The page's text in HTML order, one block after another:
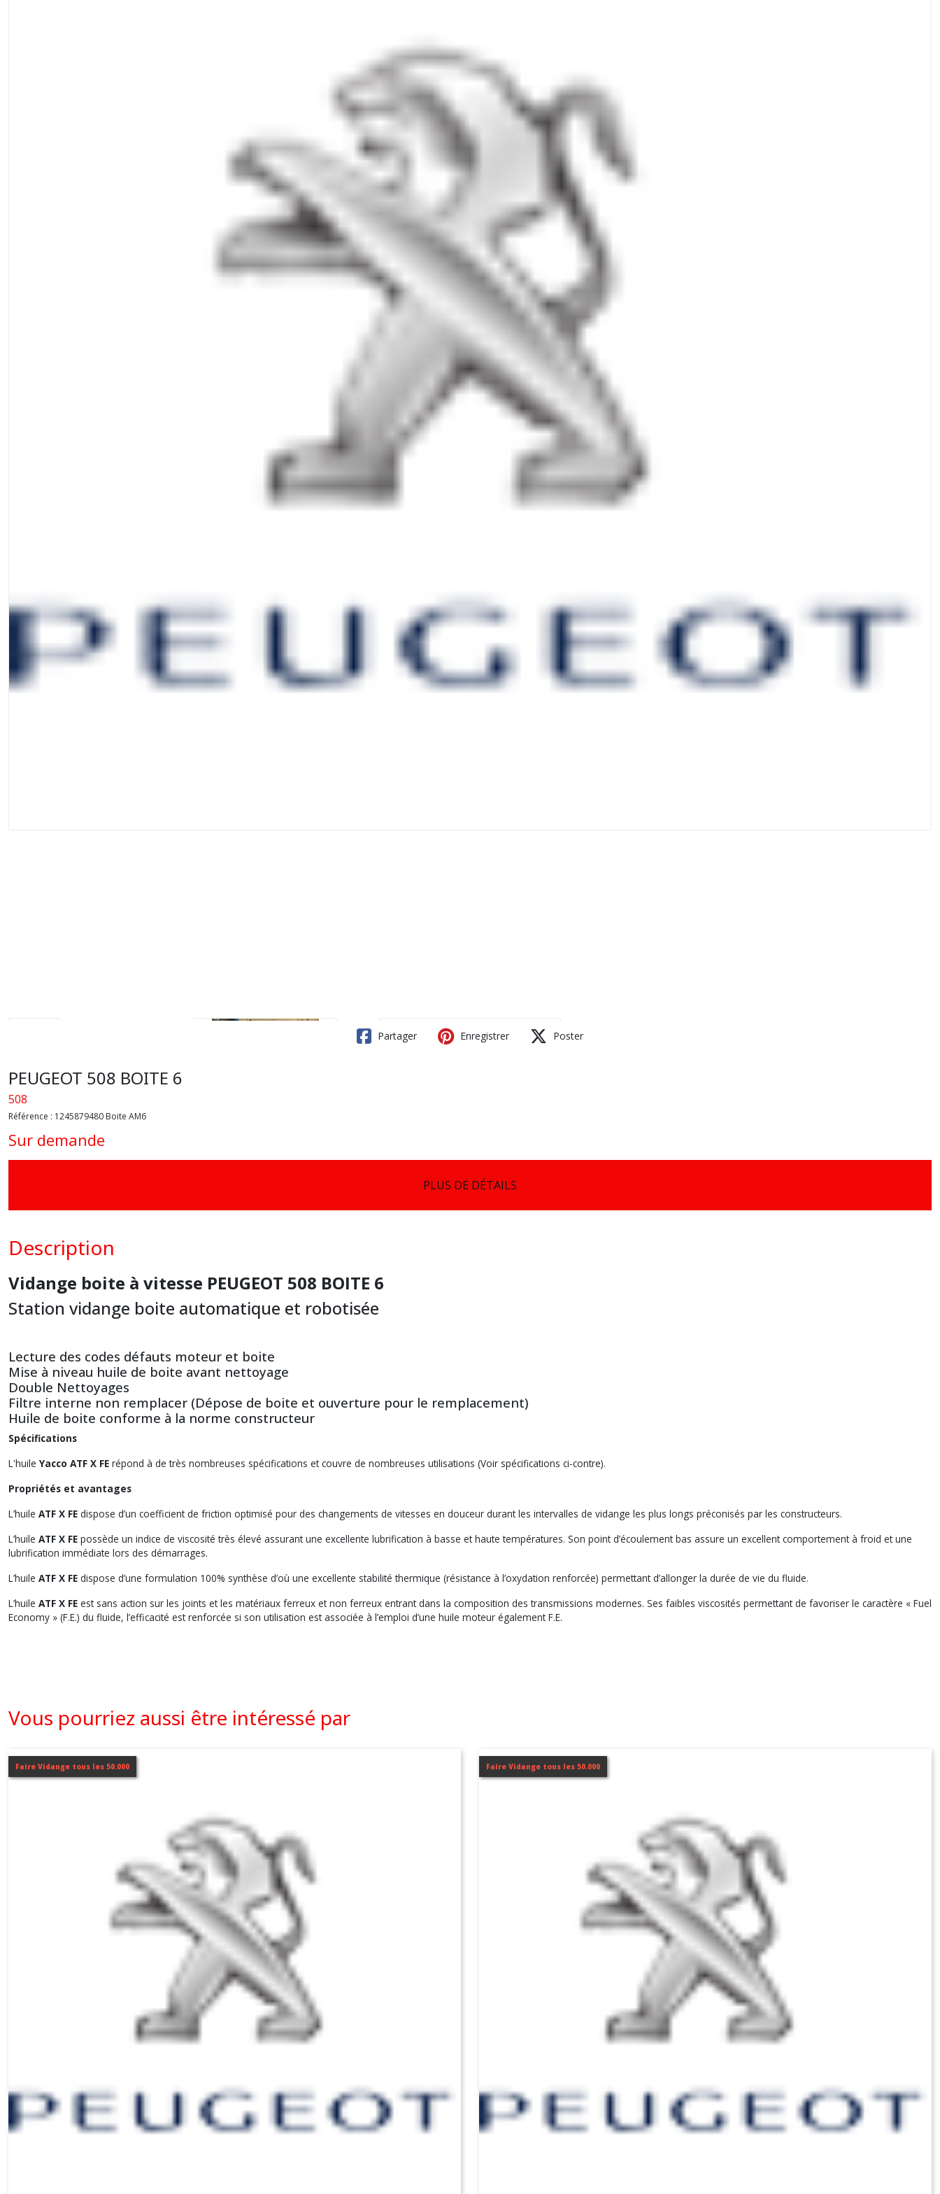
Partager Enregistrer Poster
PEUGEOT 508 BOITE 6
508
Référence : 1245879480 Boite AM6
Sur demande
PLUS DE DÉTAILS
Description
Vidange boite à vitesse PEUGEOT 508 BOITE 6
Station vidange boite automatique et robotisée
Lecture des codes défauts moteur et boite
Mise à niveau huile de boite avant nettoyage
Double Nettoyages
Filtre interne non remplacer (Dépose de boite et ouverture pour le remplacement)
Huile de boite conforme à la norme constructeur
Spécifications
L'huile Yacco ATF X FE répond à de très nombreuses spécifications et couvre de nombreuses utilisations (Voir spécifications ci-contre).
Propriétés et avantages
L’huile ATF X FE dispose d’un coefficient de friction optimisé pour des changements de vitesses en douceur durant les intervalles de vidange les plus longs préconisés par les constructeurs.
L’huile ATF X FE possède un indice de viscosité très élevé assurant une excellente lubrification à basse et haute températures. Son point d’écoulement bas assure un excellent comportement à froid et une
lubrification immédiate lors des démarrages.
L’huile ATF X FE dispose d’une formulation 100% synthèse d’où une excellente stabilité thermique (résistance à l’oxydation renforcée) permettant d’allonger la durée de vie du fluide.
L’huile ATF X FE est sans action sur les joints et les matériaux ferreux et non ferreux entrant dans la composition des transmissions modernes. Ses faibles viscosités permettant de favoriser le caractère « Fuel
Economy » (F.E.) du fluide, l’efficacité est renforcée si son utilisation est associée à l’emploi d’une huile moteur également F.E.
Vous pourriez aussi être intéressé par
Faire Vidange tous les 50.000 Faire Vidange tous les 50.000